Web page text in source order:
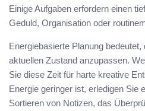
Einige Aufgaben erfordern einen
Geduld, Organisation oder
Energiebasierte Planung bedeutet,
aktuellen Zustand anzupassen.
Sie diese Zeit für harte kreative
Energie geringer ist, erledigen Sie
Sortieren von Notizen, das